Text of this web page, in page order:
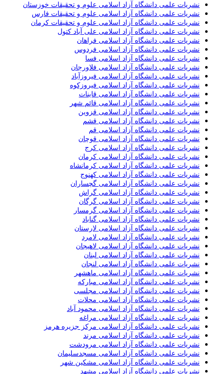
نشریات علمی دانشگاه آزاد اسلامی علوم و تحقیقات خوزستان
نشریات علمی دانشگاه آزاد اسلامی علوم و تحقیقات فارس
نشریات علمی دانشگاه آزاد اسلامی علوم و تحقیقات کرمان
نشریات علمی دانشگاه آزاد اسلامی علی آباد کتول
نشریات علمی دانشگاه آزاد اسلامی فراهان
نشریات علمی دانشگاه آزاد اسلامی فردوس
نشریات علمی دانشگاه آزاد اسلامی فسا
نشریات علمی دانشگاه آزاد اسلامی فلاورجان
نشریات علمی دانشگاه آزاد اسلامی فیروزآباد
نشریات علمی دانشگاه آزاد اسلامی فیروزکوه
نشریات علمی دانشگاه آزاد اسلامی قاینات
نشریات علمی دانشگاه آزاد اسلامی قائم شهر
نشریات علمی دانشگاه آزاد اسلامی قزوین
نشریات علمی دانشگاه آزاد اسلامی قشم
نشریات علمی دانشگاه آزاد اسلامی قم
نشریات علمی دانشگاه آزاد اسلامی قوچان
نشریات علمی دانشگاه آزاد اسلامی کرج
نشریات علمی دانشگاه آزاد اسلامی کرمان
نشریات علمی دانشگاه آزاد اسلامی کرمانشاه
نشریات علمی دانشگاه آزاد اسلامی کهنوج
نشریات علمی دانشگاه آزاد اسلامی گچساران
نشریات علمی دانشگاه آزاد اسلامی گراش
نشریات علمی دانشگاه آزاد اسلامی گرگان
نشریات علمی دانشگاه آزاد اسلامی گرمسار
نشریات علمی دانشگاه آزاد اسلامی گناباد
نشریات علمی دانشگاه آزاد اسلامی لارستان
نشریات علمی دانشگاه آزاد اسلامی لامرد
نشریات علمی دانشگاه آزاد اسلامی لاهیجان
نشریات علمی دانشگاه آزاد اسلامی لبنان
نشریات علمی دانشگاه آزاد اسلامی لنجان
نشریات علمی دانشگاه آزاد اسلامی ماهشهر
نشریات علمی دانشگاه آزاد اسلامی مبارکه
نشریات علمی دانشگاه آزاد اسلامی مجلسی
نشریات علمی دانشگاه آزاد اسلامی محلات
نشریات علمی دانشگاه آزاد اسلامی محمود آباد
نشریات علمی دانشگاه آزاد اسلامی مراغه
نشریات علمی دانشگاه آزاد اسلامی مرکز جزیره هرمز
نشریات علمی دانشگاه آزاد اسلامی مرند
نشریات علمی دانشگاه آزاد اسلامی مرودشت
نشریات علمی دانشگاه آزاد اسلامی مسجدسلیمان
نشریات علمی دانشگاه آزاد اسلامی مشکین شهر
نشریات علمی دانشگاه آزاد اسلامی مشهد